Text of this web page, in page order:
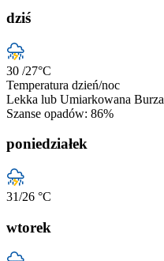
dziś
30 /27°C
Temperatura dzień/noc
Lekka lub Umiarkowana Burza
Szanse opadów: 86%
poniedziałek
31/26 °C
wtorek